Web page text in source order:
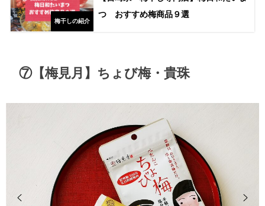
梅干しの紹介
つ おすすめ梅商品９選
⑦【梅見月】ちょび梅・貴珠